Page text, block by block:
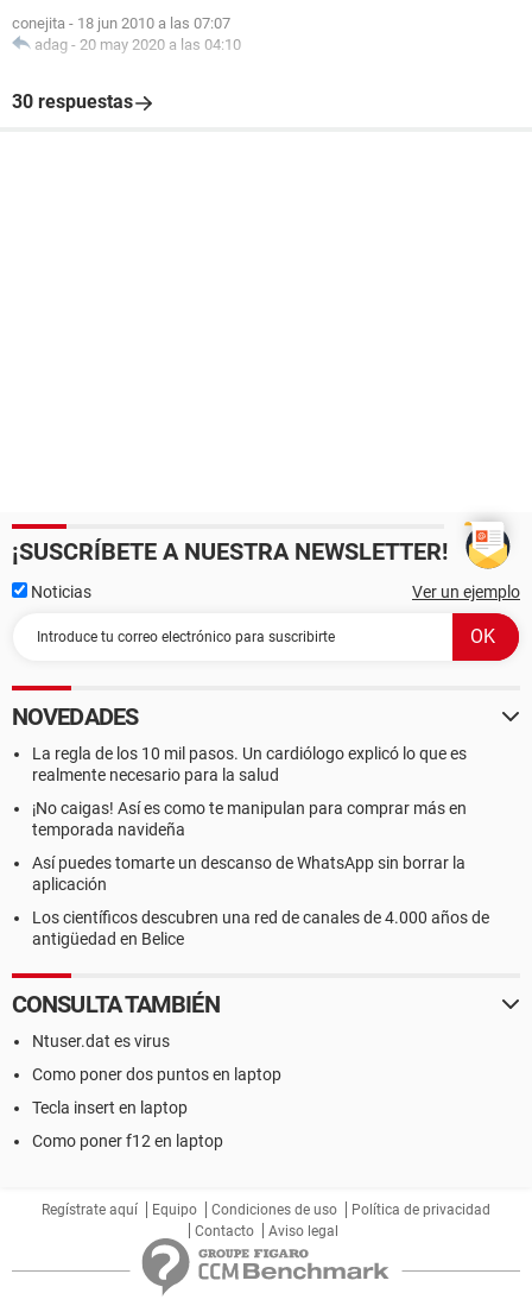
conejita - 18 jun 2010 a las 07:07
adag - 20 may 2020 a las 04:10
30 respuestas
¡SUSCRÍBETE A NUESTRA NEWSLETTER!
Noticias Ver un ejemplo
NOVEDADES
La regla de los 10 mil pasos. Un cardiólogo explicó lo que es
realmente necesario para la salud
¡No caigas! Así es como te manipulan para comprar más en
temporada navideña
Así puedes tomarte un descanso de WhatsApp sin borrar la
aplicación
Los científicos descubren una red de canales de 4.000 años de
antigüedad en Belice
CONSULTA TAMBIÉN
Ntuser.dat es virus
Como poner dos puntos en laptop
Tecla insert en laptop
Como poner f12 en laptop
Regístrate aquí Equipo Condiciones de uso
Política de privacidad
Contacto
Aviso legal